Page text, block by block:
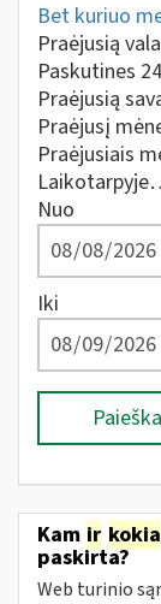
Bet kuriuo
Praėjusią
Paskutines
Praėjusią
Praėjusį
Praėjusiais
Nuo
Iki
Paieška
Kam ir kokia
paskirta?
Web turinio